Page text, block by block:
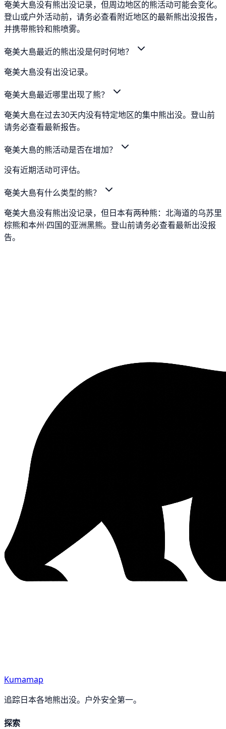
奄美大島没有熊出没记录，但周边地区的熊活动可能会变化。
登山或户外活动前，请务必查看附近地区的最新熊出没报告，
并携带熊铃和熊喷雾。
奄美大島最近的熊出没是何时何地？
奄美大島没有出没记录。
奄美大島最近哪里出现了熊？
奄美大島在过去30天内没有特定地区的集中熊出没。登山前
请务必查看最新报告。
奄美大島的熊活动是否在增加？
没有近期活动可评估。
奄美大島有什么类型的熊？
奄美大島没有熊出没记录，但日本有两种熊：北海道的乌苏里
棕熊和本州·四国的亚洲黑熊。登山前请务必查看最新出没报
告。
Kumamap
追踪日本各地熊出没。户外安全第一。
探索